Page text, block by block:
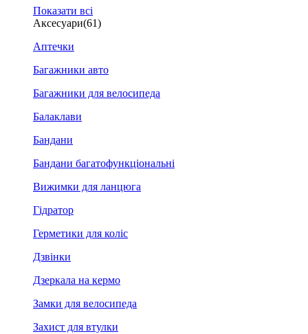
Показати всі
Аксесуари(61)
Аптечки
Багажники авто
Багажники для велосипеда
Балаклави
Бандани
Бандани багатофункціональні
Вижимки для ланцюга
Гідратор
Герметики для коліс
Дзвінки
Дзеркала на кермо
Замки для велосипеда
Захист для втулки